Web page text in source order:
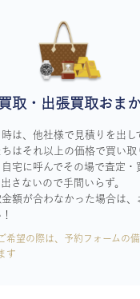
取・出張買取おまか
は、他社様で見積りを出し
はそれ以上の価格で買い取
宅に呼んでその場で査定・
さないので手間いらず。
額が合わなかった場合は、
希望の際は、予約フォームの
す